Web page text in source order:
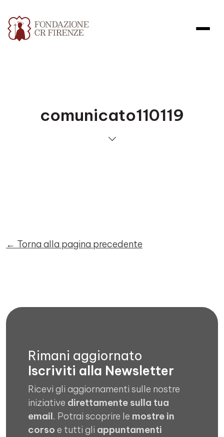
comunicato110119
← Torna alla pagina precedente
Rimani aggiornato
Iscriviti alla Newsletter
Ricevi gli aggiornamenti sulle nostre
iniziative direttamente sulla tua
email. Potrai scoprire le mostre in
corso e tutti gli appuntamenti